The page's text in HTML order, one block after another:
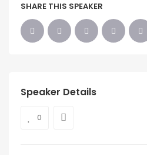
SHARE THIS SPEAKER
Speaker Details
0